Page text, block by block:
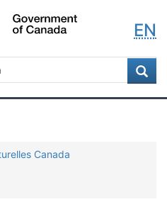
Passer
au
principal
Passer
à
sujet
Passer
à
version
la
langue
EN
Canada
Canada